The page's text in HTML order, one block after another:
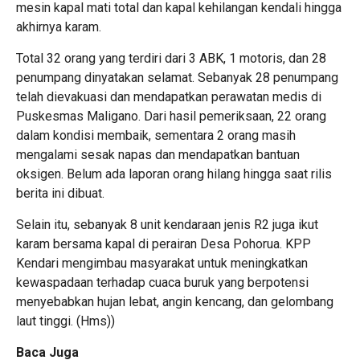
mesin kapal mati total dan kapal kehilangan kendali hingga
akhirnya karam.
Total 32 orang yang terdiri dari 3 ABK, 1 motoris, dan 28
penumpang dinyatakan selamat. Sebanyak 28 penumpang
telah dievakuasi dan mendapatkan perawatan medis di
Puskesmas Maligano. Dari hasil pemeriksaan, 22 orang
dalam kondisi membaik, sementara 2 orang masih
mengalami sesak napas dan mendapatkan bantuan
oksigen. Belum ada laporan orang hilang hingga saat rilis
berita ini dibuat.
Selain itu, sebanyak 8 unit kendaraan jenis R2 juga ikut
karam bersama kapal di perairan Desa Pohorua. KPP
Kendari mengimbau masyarakat untuk meningkatkan
kewaspadaan terhadap cuaca buruk yang berpotensi
menyebabkan hujan lebat, angin kencang, dan gelombang
laut tinggi. (Hms))
Baca Juga